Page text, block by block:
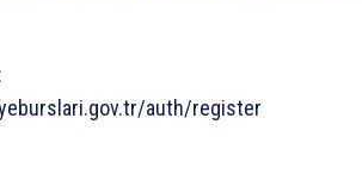
auth/register